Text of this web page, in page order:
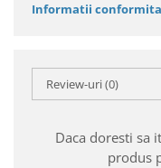
Informatii
Review-uri(0)
Daca doresti sa
produs